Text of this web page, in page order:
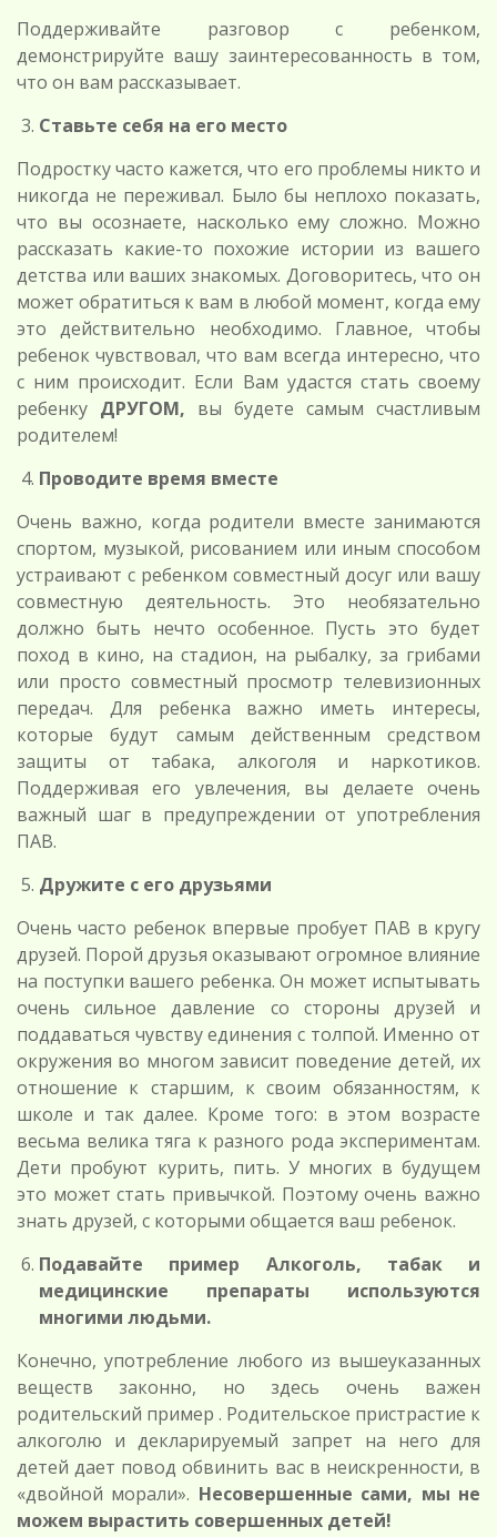
Поддерживайте разговор с ребенком,
демонстрируйте вашу заинтересованность в том,
что он вам рассказывает.
Ставьте себя на его место
Подростку часто кажется, что его проблемы никто и
никогда не переживал. Было бы неплохо показать,
что вы осознаете, насколько ему сложно. Можно
рассказать какие-то похожие истории из вашего
детства или ваших знакомых. Договоритесь, что он
может обратиться к вам в любой момент, когда ему
это действительно необходимо. Главное, чтобы
ребенок чувствовал, что вам всегда интересно, что
с ним происходит. Если Вам удастся стать своему
ребенку ДРУГОМ, вы будете самым счастливым
родителем!
Проводите время вместе
Очень важно, когда родители вместе занимаются
спортом, музыкой, рисованием или иным способом
устраивают с ребенком совместный досуг или вашу
совместную деятельность. Это необязательно
должно быть нечто особенное. Пусть это будет
поход в кино, на стадион, на рыбалку, за грибами
или просто совместный просмотр телевизионных
передач. Для ребенка важно иметь интересы,
которые будут самым действенным средством
защиты от табака, алкоголя и наркотиков.
Поддерживая его увлечения, вы делаете очень
важный шаг в предупреждении от употребления
ПАВ.
Дружите с его друзьями
Очень часто ребенок впервые пробует ПАВ в кругу
друзей. Порой друзья оказывают огромное влияние
на поступки вашего ребенка. Он может испытывать
очень сильное давление со стороны друзей и
поддаваться чувству единения с толпой. Именно от
окружения во многом зависит поведение детей, их
отношение к старшим, к своим обязанностям, к
школе и так далее. Кроме того: в этом возрасте
весьма велика тяга к разного рода экспериментам.
Дети пробуют курить, пить. У многих в будущем
это может стать привычкой. Поэтому очень важно
знать друзей, с которыми общается ваш ребенок.
Подавайте пример Алкоголь, табак и
медицинские препараты используются
многими людьми.
Конечно, употребление любого из вышеуказанных
веществ законно, но здесь очень важен
родительский пример . Родительское пристрастие к
алкоголю и декларируемый запрет на него для
детей дает повод обвинить вас в неискренности, в
«двойной морали». Несовершенные сами, мы не
можем вырастить совершенных детей!